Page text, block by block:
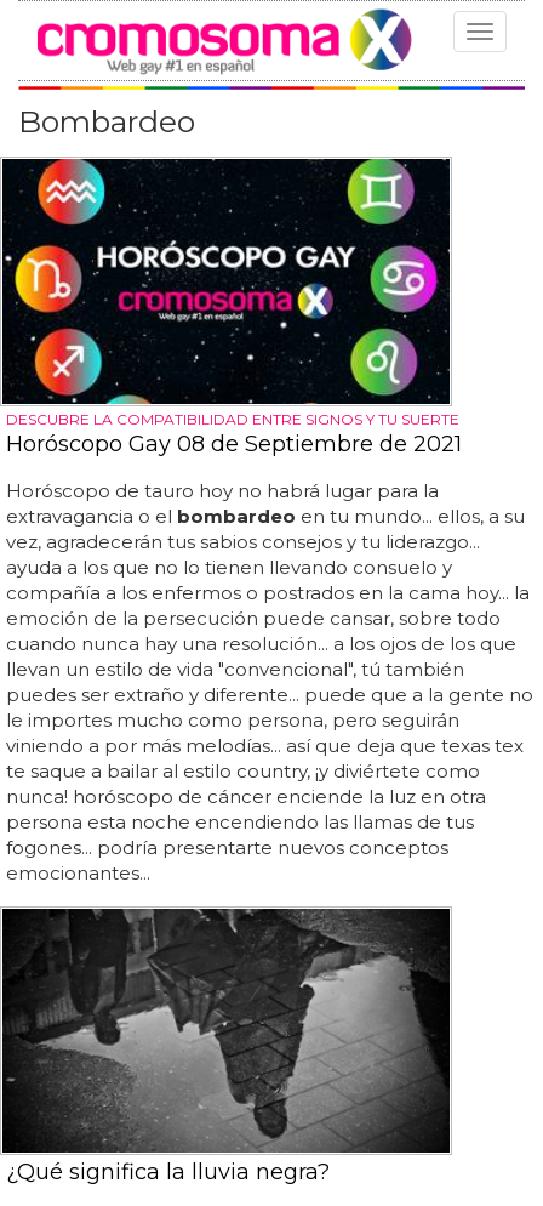
Toggle
Bombardeo
DESCUBRE LA COMPATIBILIDAD ENTRE SIGNOS Y TU SUERTE
Horóscopo Gay 08 de Septiembre de 2021
Horóscopo de tauro hoy no habrá lugar para la
extravagancia o el bombardeo en tu mundo... ellos, a su
vez, agradecerán tus sabios consejos y tu liderazgo...
ayuda a los que no lo tienen llevando consuelo y
compañía a los enfermos o postrados en la cama hoy... la
emoción de la persecución puede cansar, sobre todo
cuando nunca hay una resolución... a los ojos de los que
llevan un estilo de vida "convencional", tú también
puedes ser extraño y diferente... puede que a la gente no
le importes mucho como persona, pero seguirán
viniendo a por más melodías... así que deja que texas tex
te saque a bailar al estilo country, ¡y diviértete como
nunca! horóscopo de cáncer enciende la luz en otra
persona esta noche encendiendo las llamas de tus
fogones... podría presentarte nuevos conceptos
emocionantes...
¿Qué significa la lluvia negra?